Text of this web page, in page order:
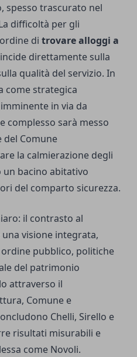
spesso trascurato nel
difficoltà per gli
di trovare alloggi a
incide direttamente sulla
qualità del servizio. In
come strategica
in via da
complesso sarà messo
del Comune
la calmierazione degli
bacino abitativo
del comparto sicurezza.
il contrasto al
visione integrata,
pubblico, politiche
del patrimonio
attraverso il
Comune e
Chelli, Sirello e
risultati misurabili e
come Novoli.